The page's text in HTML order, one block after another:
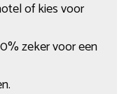
of kies voor
zeker voor een